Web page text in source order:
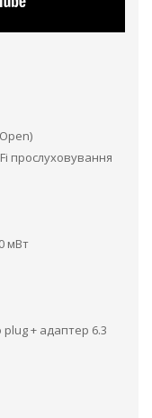
прослуховування
мВт
+ адаптер 6.3